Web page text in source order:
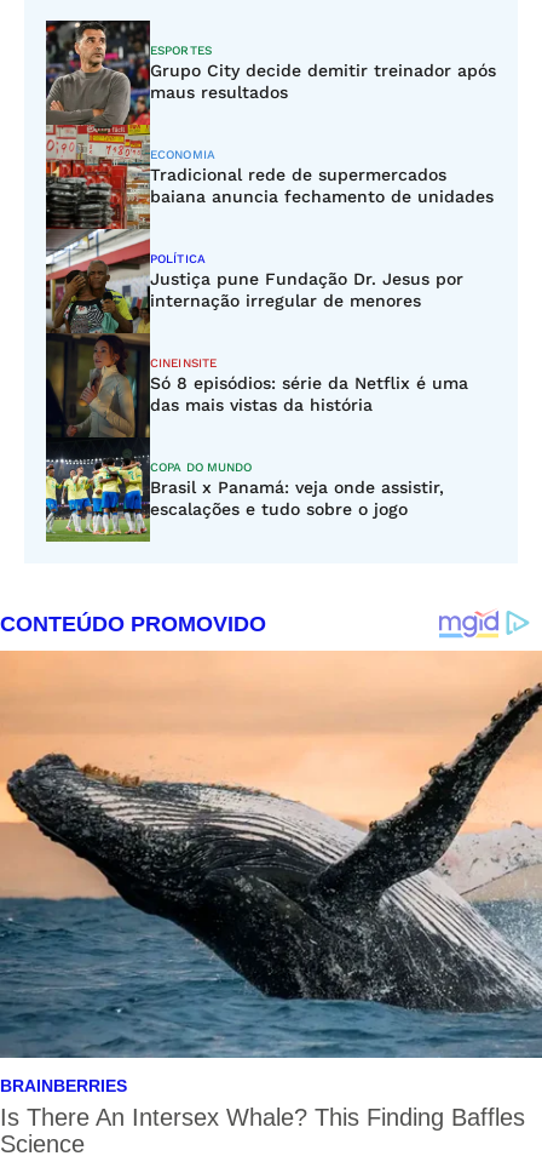
ESPORTES
Grupo City decide demitir treinador após
maus resultados
ECONOMIA
Tradicional rede de supermercados
baiana anuncia fechamento de unidades
POLÍTICA
Justiça pune Fundação Dr. Jesus por
internação irregular de menores
CINEINSITE
Só 8 episódios: série da Netflix é uma
das mais vistas da história
COPA DO MUNDO
Brasil x Panamá: veja onde assistir,
escalações e tudo sobre o jogo